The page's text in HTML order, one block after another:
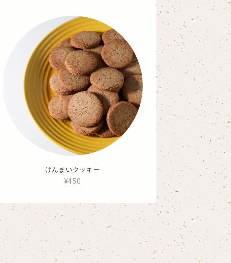
げんまいクッキー
¥450